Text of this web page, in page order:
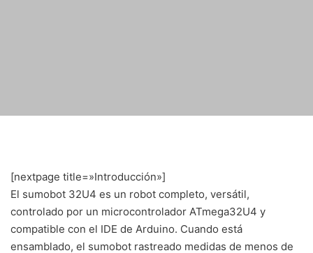
[nextpage title=»Introducción»]
El sumobot 32U4 es un robot completo, versátil,
controlado por un microcontrolador ATmega32U4 y
compatible con el IDE de Arduino. Cuando está
ensamblado, el sumobot rastreado medidas de menos de